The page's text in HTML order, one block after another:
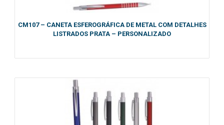
CM107 – CANETA ESFEROGRÁFICA DE METAL COM DETALHES
LISTRADOS PRATA – PERSONALIZADO